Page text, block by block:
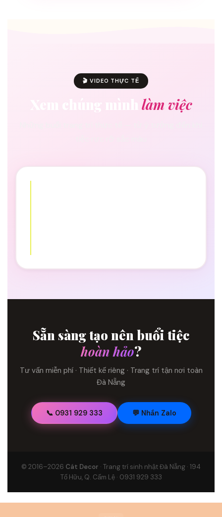
🎬 VIDEO THỰC TẾ
Xem chúng mình làm việc
Sẵn sàng tạo nên buổi tiệc
hoàn hảo?
Tư vấn miễn phí · Thiết kế riêng · Trang trí tận nơi toàn
Đà Nẵng
📞 0931 929 333 💬 Nhắn Zalo
© 2016–2026 Cát Decor · Trang trí sinh nhật Đà Nẵng · 194
Tố Hữu, Q. Cẩm Lệ · 0931 929 333